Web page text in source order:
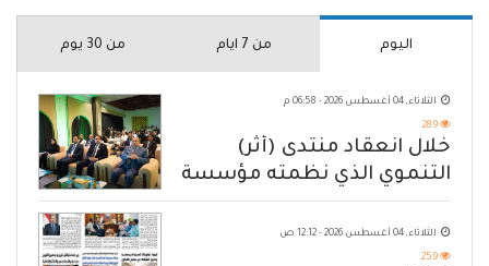
اليوم من 7 ايام من 30 يوم
الثلاثاء, 04 أغسطس 2026 - 06:58 م
289
خلال انعقاد منتدى (أثر)
التنموي الذي نظمته مؤسسة
حضرموت
الثلاثاء, 04 أغسطس 2026 - 12:12 ص
259